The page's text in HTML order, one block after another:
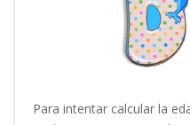
Para intentar calcular la